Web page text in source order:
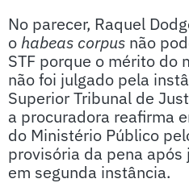
No parecer, Raquel
o habeas corpus não
STF porque o mérito do
não foi julgado pela
Superior Tribunal de
a procuradora reafirma
do Ministério Público
provisória da pena após
em segunda instância.